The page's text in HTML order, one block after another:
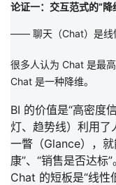
论证一：交互范式的“降
—— 聊天（Chat）是线
很多人认为 Chat 是最
Chat 是一种降维。
BI 的价值是“高密度
灯、趋势线）利用了
一瞥（Glance） ，
康”、“销售是否达标”。
Chat 的短板是“线性